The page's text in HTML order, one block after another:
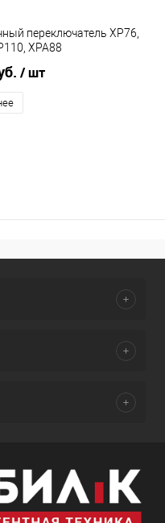
переключатель XP76,
XPA88
/ шт